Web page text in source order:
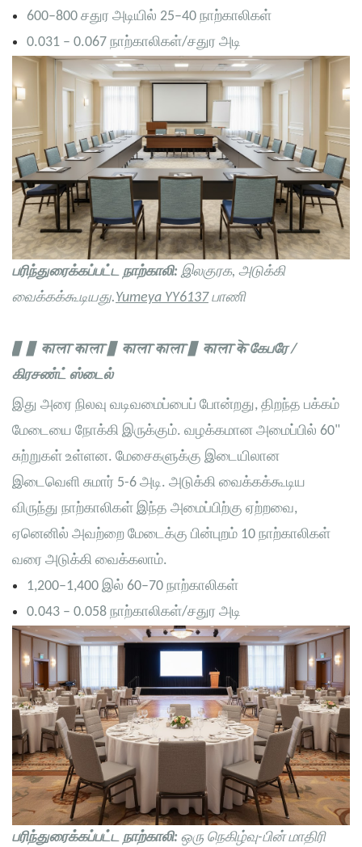
600–800 சதுர அடியில் 25–40 நாற்காலிகள்
0.031 – 0.067 நாற்காலிகள்/சதுர அடி
பரிந்துரைக்கப்பட்ட நாற்காலி: இலகுரக, அடுக்கி
வைக்கக்கூடியது.Yumeya YY6137 பாணி
▋ ▋ काला काला ▋ काला काला ▋ काला के கேபரே /
கிரசண்ட் ஸ்டைல்
இது அரை நிலவு வடிவமைப்பைப் போன்றது, திறந்த பக்கம்
மேடையை நோக்கி இருக்கும். வழக்கமான அமைப்பில் 60"
சுற்றுகள் உள்ளன. மேசைகளுக்கு இடையிலான
இடைவெளி சுமார் 5-6 அடி. அடுக்கி வைக்கக்கூடிய
விருந்து நாற்காலிகள் இந்த அமைப்பிற்கு ஏற்றவை,
ஏனெனில் அவற்றை மேடைக்கு பின்புறம் 10 நாற்காலிகள்
வரை அடுக்கி வைக்கலாம்.
1,200–1,400 இல் 60–70 நாற்காலிகள்
0.043 – 0.058 நாற்காலிகள்/சதுர அடி
பரிந்துரைக்கப்பட்ட நாற்காலி: ஒரு நெகிழ்வு-பின் மாதிரி